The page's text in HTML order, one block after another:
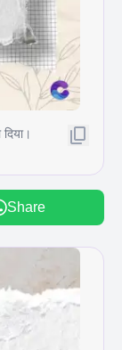
Share